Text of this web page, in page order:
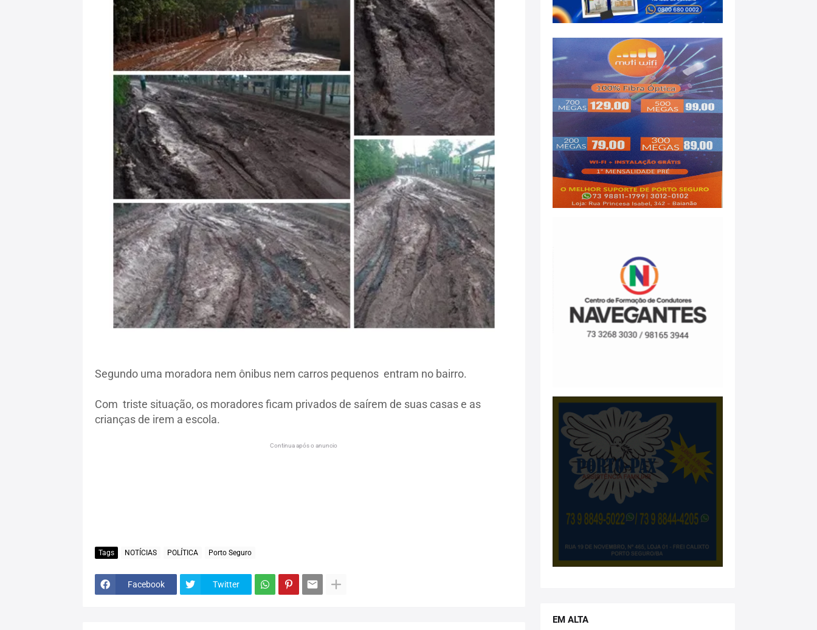
Segundo uma moradora nem ônibus nem carros pequenos entram no bairro.
Com triste situação, os moradores ficam privados de saírem de suas casas e as
crianças de irem a escola.
Continua após o anuncio
Tags NOTÍCIAS POLÍTICA Porto Seguro
Facebook Twitter
EM ALTA